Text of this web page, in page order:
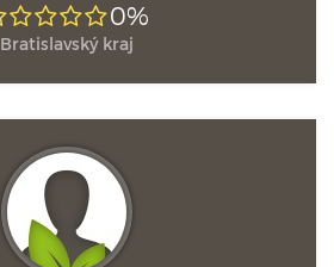
0%
Bratislavský kraj